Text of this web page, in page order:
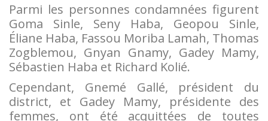
Parmi les personnes condamnées figurent
Goma Sinle, Seny Haba, Geopou Sinle,
Éliane Haba, Fassou Moriba Lamah, Thomas
Zogblemou, Gnyan Gnamy, Gadey Mamy,
Sébastien Haba et Richard Kolié.
Cependant, Gnemé Gallé, président du
district, et Gadey Mamy, présidente des
femmes, ont été acquittées de toutes